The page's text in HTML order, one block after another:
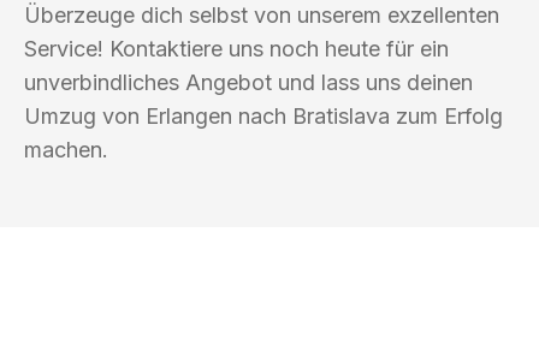
Überzeuge dich selbst von unserem exzellenten
Service! Kontaktiere uns noch heute für ein
unverbindliches Angebot und lass uns deinen
Umzug von Erlangen nach Bratislava zum Erfolg
machen.